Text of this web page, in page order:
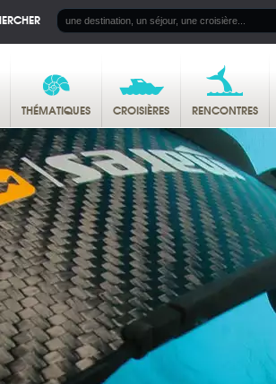
THÉMATIQUES CROISIÈRES RENCONTRES